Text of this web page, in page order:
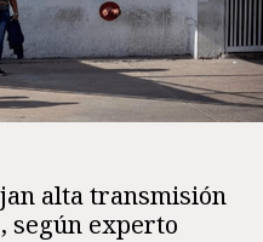
alta transmisión
según experto